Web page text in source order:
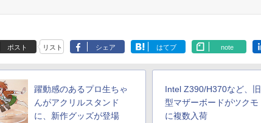
ポスト リスト シェア はてブ note
躍動感のあるプロ生ちゃ
んがアクリルスタンド
に、新作グッズが登場
Intel Z390/H370など、旧
型マザーボードがツクモ
に複数入荷